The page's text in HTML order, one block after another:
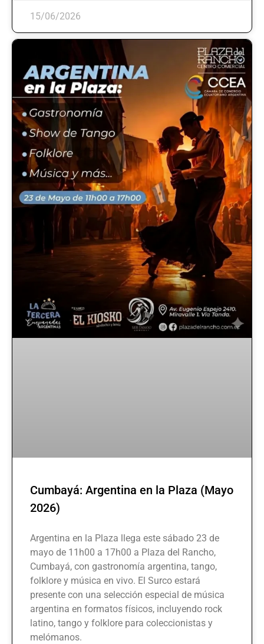
15/06/2026
Cumbayá: Argentina en la Plaza (Mayo
2026)
Argentina en la Plaza llega este sábado 23 de
mayo de 11h00 a 17h00 a Plaza del Rancho,
Cumbayá, con gastronomía argentina, tango,
folklore y música en vivo. El Surco estará
presente con una selección especial de música
argentina en formatos físicos, incluyendo rock
latino, tango y folklore para coleccionistas y
melómanos.